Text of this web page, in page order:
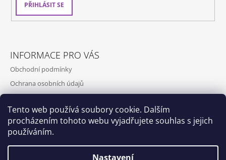
Tento web používá soubory cookie. Dalším
procházením tohoto webu vyjadřujete souhlas s jejich
používáním.
Nastavení
PŘIHLÁSIT SE
INFORMACE PRO VÁS
Obchodní podmínky
Ochrana osobních údajů
Doprava a platba
Napište nám